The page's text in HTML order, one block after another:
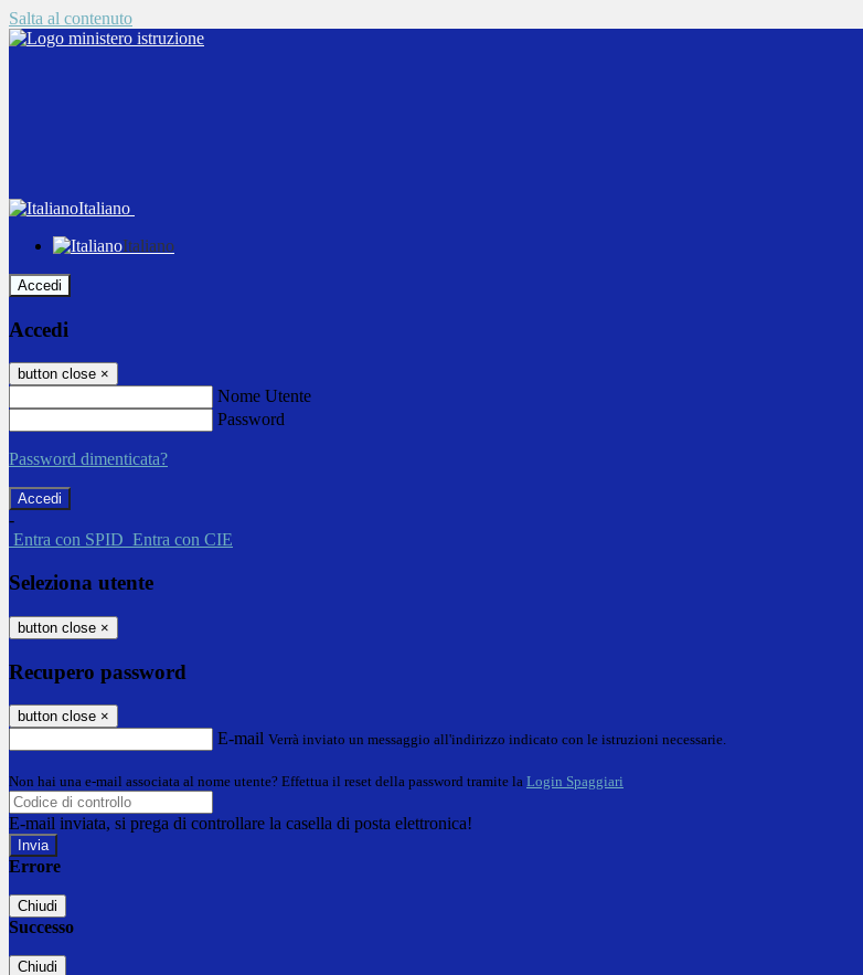
Salta al contenuto
Italiano
Italiano
Accedi
Accedi
button close ×
Nome Utente
Password
Password dimenticata?
-
Entra con SPID Entra con CIE
Seleziona utente
button close ×
Recupero password
button close ×
E-mail Verrà inviato un messaggio all'indirizzo indicato con le istruzioni necessarie.
Non hai una e-mail associata al nome utente? Effettua il reset della password tramite la Login Spaggiari
E-mail inviata, si prega di controllare la casella di posta elettronica!
Errore
Chiudi
Successo
Chiudi